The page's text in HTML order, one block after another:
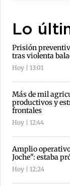
Lo
Prisión
tras violenta
Hoy | 13:01
Más de mil
productivos y
frontales
Hoy | 12:44
Amplio
Joche": estaba
Hoy | 12:24